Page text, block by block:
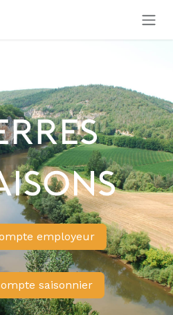
employeur
saisonnier